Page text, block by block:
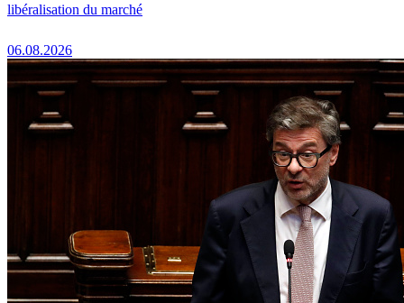
libéralisation du marché
06.08.2026